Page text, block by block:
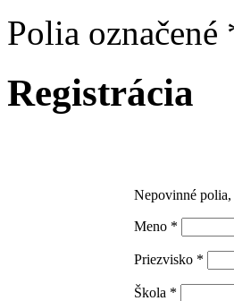
Polia
Registrácia
Nepovinné
Meno *
Priezvisko *
Škola *